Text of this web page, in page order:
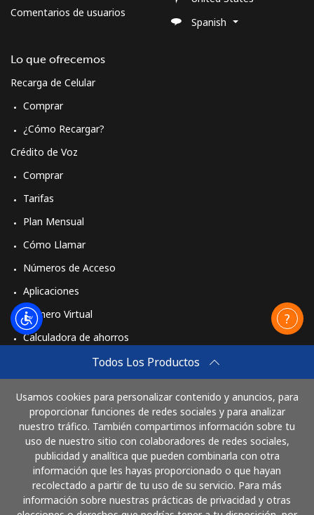
Todos Los Productos
Usamos cookies para personalizar contenido y anuncios, para
proporcionar funciones de redes sociales y para analizar
nuestro tráfico. También compartimos información sobre tu
uso de nuestro sitio con colaboradores de redes sociales,
publicidad y analítica que pueden combinarla con otra
información que les hayas proporcionado o que hayan
recolectado a partir de tu uso de su servicio. Para más
información sobre nuestras prácticas de privacidad y otras
Comentarios de usuarios
Lo que ofrecemos
Recarga de Celular
Comprar
¿Cómo Recargar?
Crédito de Voz
Comprar
Tarifas
Plan Mensual
Cómo Llamar
Números de Acceso
Aplicaciones
Número Virtual
Calculadora de ahorros
Cómo funciona
Spanish
Paga con